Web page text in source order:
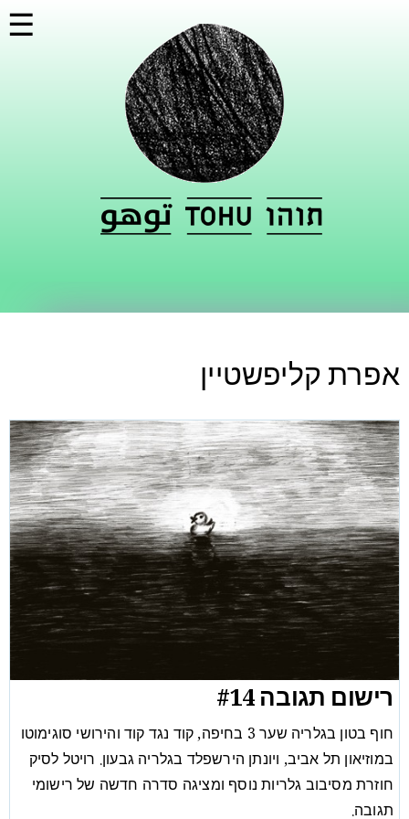
☰
אפרת קליפשטיין
רישום תגובה #14
חוף בטון בגלריה שער 3 בחיפה, קוד נגד קוד והירושי סוגימוטו
במוזיאון תל אביב, ויונתן הירשפלד בגלריה גבעון. רויטל לסיק
חוזרת מסיבוב גלריות נוסף ומציגה סדרה חדשה של רישומי
תגובה.